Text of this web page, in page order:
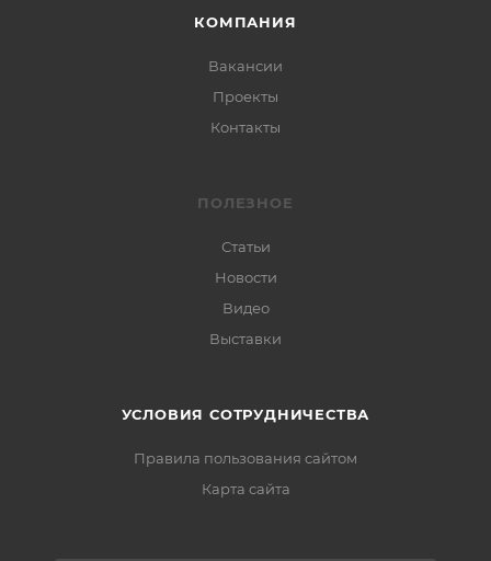
КОМПАНИЯ
Вакансии
Проекты
Контакты
ПОЛЕЗНОЕ
Статьи
Новости
Видео
Выставки
УСЛОВИЯ СОТРУДНИЧЕСТВА
Правила пользования сайтом
Карта сайта